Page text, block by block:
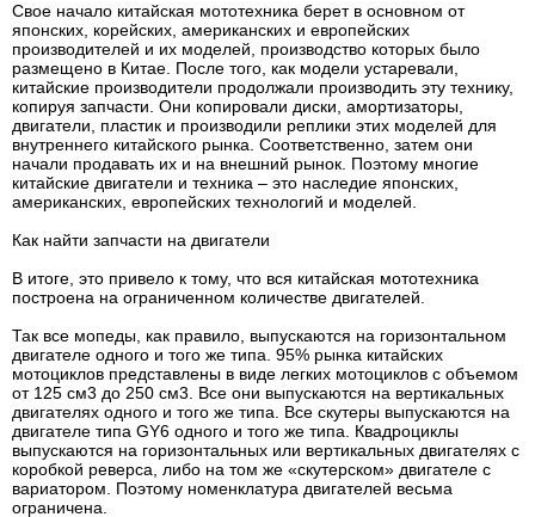
Свое начало китайская мототехника берет в основном от
японских, корейских, американских и европейских
производителей и их моделей, производство которых было
размещено в Китае. После того, как модели устаревали,
китайские производители продолжали производить эту технику,
копируя запчасти. Они копировали диски, амортизаторы,
двигатели, пластик и производили реплики этих моделей для
внутреннего китайского рынка. Соответственно, затем они
начали продавать их и на внешний рынок. Поэтому многие
китайские двигатели и техника – это наследие японских,
американских, европейских технологий и моделей.
Как найти запчасти на двигатели
В итоге, это привело к тому, что вся китайская мототехника
построена на ограниченном количестве двигателей.
Так все мопеды, как правило, выпускаются на горизонтальном
двигателе одного и того же типа. 95% рынка китайских
мотоциклов представлены в виде легких мотоциклов с объемом
от 125 см3 до 250 см3. Все они выпускаются на вертикальных
двигателях одного и того же типа. Все скутеры выпускаются на
двигателе типа GY6 одного и того же типа. Квадроциклы
выпускаются на горизонтальных или вертикальных двигателях с
коробкой реверса, либо на том же «скутерском» двигателе с
вариатором. Поэтому номенклатура двигателей весьма
ограничена.